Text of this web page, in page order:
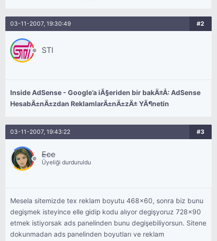
03-11-2007, 19:30:49 #2
STI
Inside AdSense - Google’a iÃ§eriden bir bakÄ±Å: AdSense
HesabÄ±nÄ±zdan ReklamlarÄ±nÄ±zÄ± YÃ¶netin
03-11-2007, 19:43:22 #3
Ece
Üyeliği durduruldu
Mesela sitemizde tex reklam boyutu 468x60, sonra biz bunu
degişmek isteyince elle gidip kodu alıyor degişyoruz 728x90
etmek istiyorsak ads panelinden bunu degişebiliyorsun. Sitene
dokunmadan ads panelinden boyutları ve reklam